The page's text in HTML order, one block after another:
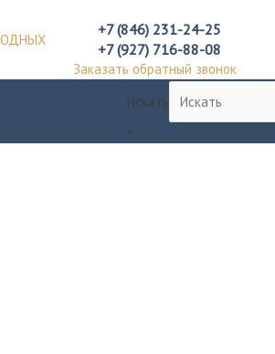
+7 (846) 231-24-25
+7 (927) 716-88-08
Заказать обратный звонок
Искать
×